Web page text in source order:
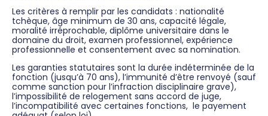
Les critères à remplir par les candidats : nationalité
tchèque, âge minimum de 30 ans, capacité légale,
moralité irréprochable, diplôme universitaire dans le
domaine du droit, examen professionnel, expérience
professionnelle et consentement avec sa nomination.
Les garanties statutaires sont la durée indéterminée de la
fonction (jusqu’à 70 ans), l’immunité d’être renvoyé (sauf
comme sanction pour l’infraction disciplinaire grave),
l’impossibilité de relogement sans accord de juge,
l’incompatibilité avec certaines fonctions, le payement